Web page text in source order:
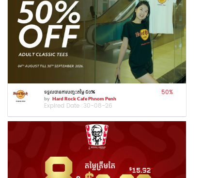
ទទួលបានការបញ្ចុះតម្លៃ ៥០%
by Hard Rock Cafe Phnom Penh
Expired Date :30-08-26
50%